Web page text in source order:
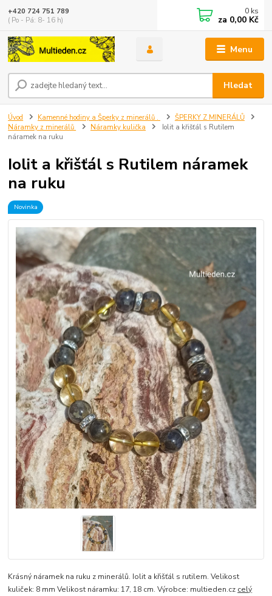
Menu
Hledat
+420 724 751 789
( Po - Pá: 8- 16 h)
0 ks
za 0,00 Kč
Úvod Kamenné hodiny a Šperky z minerálů .
ŠPERKY Z MINERÁLŮ
Náramky z minerálů
Náramky kulička
Iolit a křišťál s Rutilem
náramek na ruku
Iolit a křišťál s Rutilem náramek
na ruku
Novinka
Krásný náramek na ruku z minerálů. Iolit a křišťál s rutilem. Velikost
kuliček: 8 mm Velikost náramku: 17, 18 cm. Výrobce: multieden.cz celý